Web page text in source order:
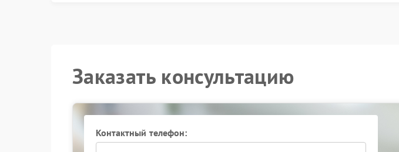
Заказать консультацию
Контактный телефон: